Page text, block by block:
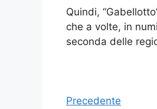
Quindi,
che a volte, in
seconda delle
Precedente